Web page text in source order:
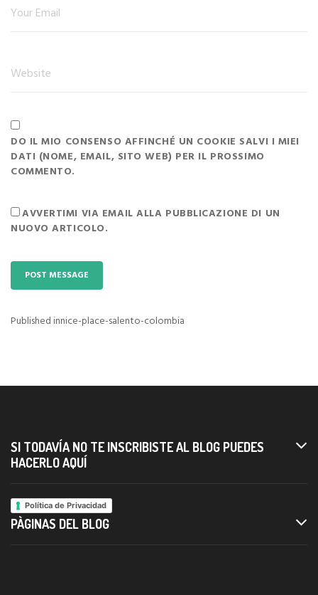
DO IL MIO CONSENSO AFFINCHÉ UN COOKIE SALVI I MIEI
DATI (NOME, EMAIL, SITO WEB) PER IL PROSSIMO
COMMENTO.
AVVERTIMI VIA EMAIL ALLA PUBBLICAZIONE DI UN
NUOVO ARTICOLO.
Navigazione
Published innice-place-salento-colombia
SI TODAVÍA NO TE INSCRIBISTE AL BLOG PUEDES
HACERLO AQUÍ
Política de Privacidad
PÀGINAS DEL BLOG